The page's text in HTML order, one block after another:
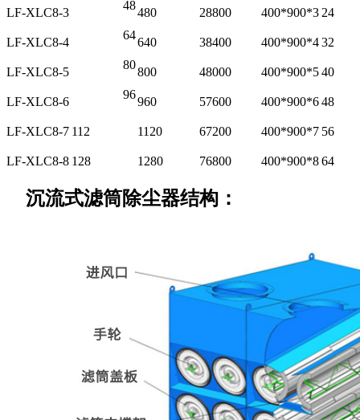
LF-XLC8-3
48
480 28800 400*900*3 24
LF-XLC8-4
64
640 38400 400*900*432
LF-XLC8-5
80
800 48000 400*900*540
LF-XLC8-6
96
960 57600 400*900*648
LF-XLC8-7 112 1120 67200 400*900*7 56
LF-XLC8-8 128 1280 76800 400*900*864
沉流式滤筒除尘器结构：